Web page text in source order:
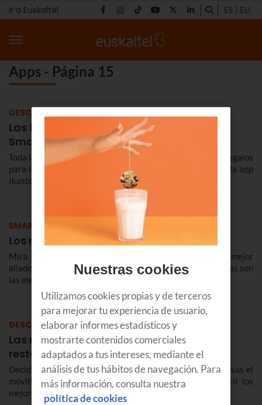
Ir a Euskaltel ES EU
Apps - Página 15
DESCUBRE
Las fiestas de las Ikastolas, en tu
Smartphone
Toda la información, todos los conciertos y un montón de regalos
para los que participen en la Porra Erronka. ¡Descárgate la app
Ikastolen Jaiak en tu Smartphone!
SMARTPHONES
Los mejores apps para ligar
Mira tu bolsillo. Sí, una vez más el móvil puede ser tu mejor
aliado. ¿No sabías que hay apps que te ayudan a ligar? Estas son
las mejores.
DESCUBRE
Las mejores apps para encontrar buenos
restaurantes
Decidir dónde comer puede llegar a ser un rollo… ¡si no usas el
móvil! Estas son las apps más destacadas para descubrir los
mejores restaurantes.
Nuestras cookies
Utilizamos cookies propias y de terceros
para mejorar tu experiencia de usuario,
elaborar informes estadísticos y
mostrarte contenidos comerciales
adaptados a tus intereses, mediante el
análisis de tus hábitos de navegación. Para
más información, consulta nuestra
política de cookies